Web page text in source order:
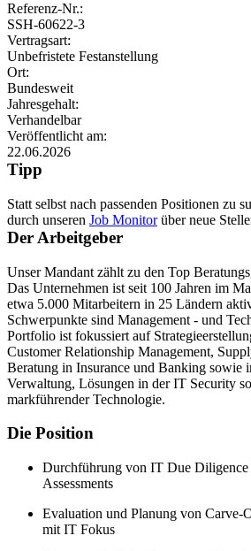
Referenz-Nr.:
SSH-60622-3
Vertragsart:
Unbefristete Festanstellung
Ort:
Bundesweit
Jahresgehalt:
Verhandelbar
Veröffentlicht am:
22.06.2026
Tipp
Statt selbst nach passenden Positionen zu
durch unseren Job Monitorüber neue
Der Arbeitgeber
Unser Mandant zählt zu den Top
Das Unternehmen ist seit 100 Jahren im
etwa 5.000 Mitarbeitern in 25 Ländern
Schwerpunkte sind Management - und
Portfolio ist fokussiert auf
Customer Relationship Management,
Beratung in Insurance und Banking sowie
Verwaltung, Lösungen in der IT Security
markführender Technologie.
Die Position
Durchführung von IT Due Diligence
Assessments
Evaluation und Planung von Carve-
mit IT Fokus